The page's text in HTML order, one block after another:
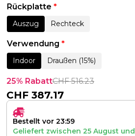
Rückplatte *
Auszug Rechteck
Verwendung *
Indoor Draußen (15%)
25% RabattCHF516.23
CHF 387.17
Bestellt vor 23:59
Geliefert zwischen 25 August und